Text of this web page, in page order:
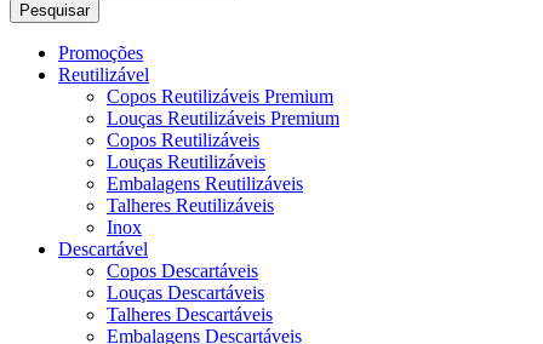
Pesquisar
Promoções
Reutilizável
Copos Reutilizáveis Premium
Louças Reutilizáveis Premium
Copos Reutilizáveis
Louças Reutilizáveis
Embalagens Reutilizáveis
Talheres Reutilizáveis
Inox
Descartável
Copos Descartáveis
Louças Descartáveis
Talheres Descartáveis
Embalagens Descartáveis